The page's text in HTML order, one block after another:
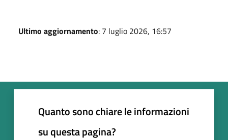
Ultimo aggiornamento: 7 luglio 2026, 16:57
Quanto sono chiare le informazioni
su questa pagina?